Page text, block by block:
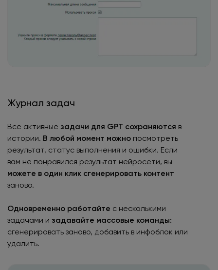
Журнал задач
Все активные задачи для GPT сохраняются в
истории. В любой момент можно посмотреть
результат, статус выполнения и ошибки. Если
вам не понравился результат нейросети, вы
можете в один клик сгенерировать контент
заново.
Одновременно работайте с несколькими
задачами и задавайте массовые команды:
сгенерировать заново, добавить в инфоблок или
удалить.